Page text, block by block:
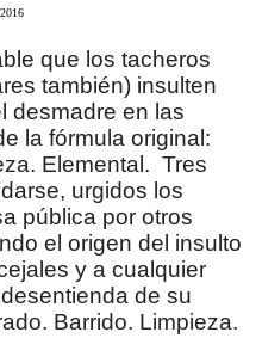
que los tacheros
también) insulten
desmadre en las
la fórmula original:
Elemental. Tres
urgidos los
pública por otros
el origen del insulto
y a cualquier
de su
Barrido. Limpieza.